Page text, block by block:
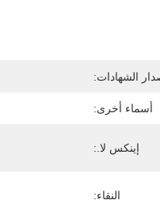
الشهادات:
أسماء أخرى:
إينكس لا.:
النقاء: